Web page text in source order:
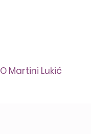
O Martini Lukić